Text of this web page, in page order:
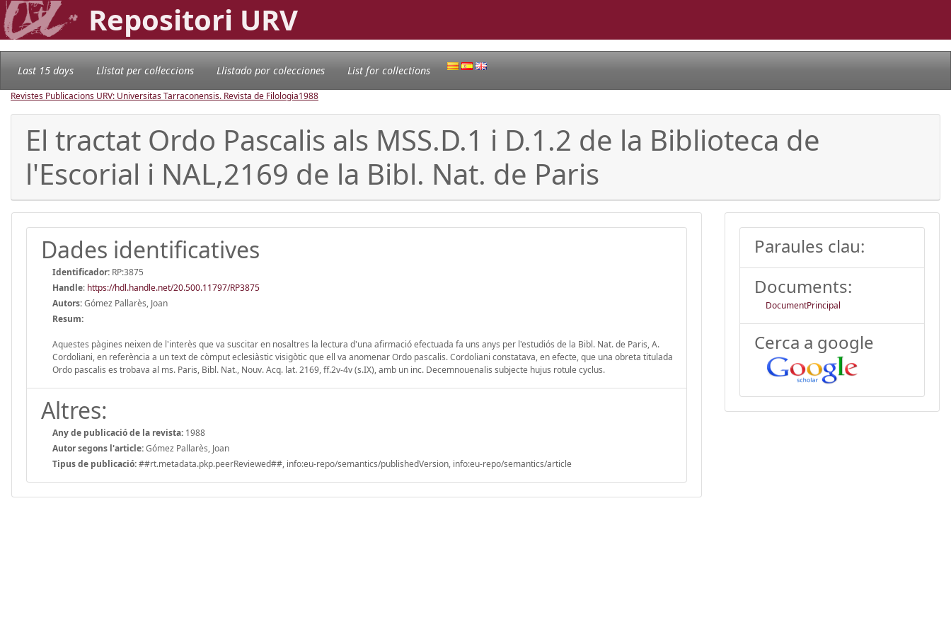
Repositori URV
Last 15 days Llistat per col·leccions Llistado por colecciones List for collections
Revistes Publicacions URV: Universitas Tarraconensis. Revista de Filologia1988
El tractat Ordo Pascalis als MSS.D.1 i D.1.2 de la Biblioteca de
l'Escorial i NAL,2169 de la Bibl. Nat. de Paris
Dades identificatives
Identificador: RP:3875
Handle: https://hdl.handle.net/20.500.11797/RP3875
Autors:Gómez Pallarès, Joan
Resum:
Aquestes pàgines neixen de l'interès que va suscitar en nosaltres la lectura d'una afirmació efectuada fa uns anys per l'estudiós de la Bibl. Nat. de Paris, A.
Cordoliani, en referència a un text de còmput eclesiàstic visigòtic que ell va anomenar Ordo pascalis. Cordoliani constatava, en efecte, que una obreta titulada
Ordo pascalis es trobava al ms. Paris, Bibl. Nat., Nouv. Acq. lat. 2169, ff.2v-4v (s.IX), amb un inc. Decemnouenalis subjecte hujus rotule cyclus.
Altres:
Any de publicació de la revista: 1988
Autor segons l'article:Gómez Pallarès, Joan
Tipus de publicació:##rt.metadata.pkp.peerReviewed##, info:eu-repo/semantics/publishedVersion, info:eu-repo/semantics/article
Paraules clau:
Documents:
DocumentPrincipal
Cerca a google